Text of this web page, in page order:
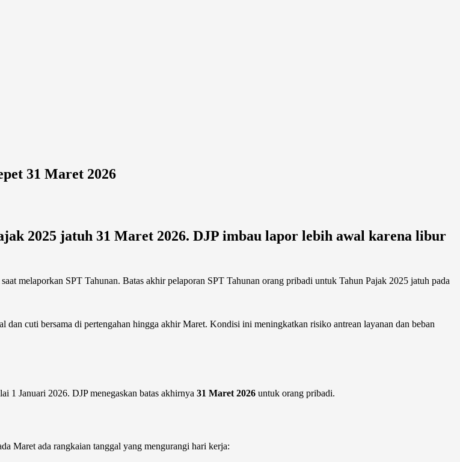
31 Maret 2026
2025 jatuh 31 Maret 2026. DJP imbau lapor lebih awal karena libur
melaporkan SPT Tahunan. Batas akhir pelaporan SPT Tahunan orang pribadi untuk Tahun Pajak 2025 jatuh pada
cuti bersama di pertengahan hingga akhir Maret. Kondisi ini meningkatkan risiko antrean layanan dan beban
1 Januari 2026. DJP menegaskan batas akhirnya 31 Maret 2026 untuk orang pribadi.
Maret ada rangkaian tanggal yang mengurangi hari kerja: